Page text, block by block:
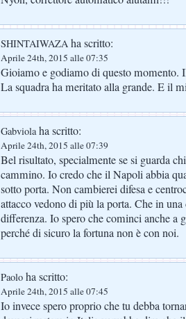
SHINTAIWAZA ha scritto:
Aprile 24th, 2015 alle 07:35
Gioiamo e godiamo di questo momento.
La squadra ha meritato alla grande. E il
Gabviolaha scritto:
Aprile 24th, 2015 alle 07:39
Bel risultato, specialmente se si guarda
cammino. Io credo che il Napoli abbia
sotto porta. Non cambierei difesa e
attacco vedono di più la porta. Che in
differenza. Io spero che cominci anche a
perché di sicuro la fortuna non è con noi.
Paolo ha scritto:
Aprile 24th, 2015 alle 07:45
Io invece spero proprio che tu debba